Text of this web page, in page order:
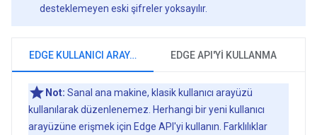
desteklemeyen eski şifreler yoksayılır.
EDGE KULLANICI ARAYÜZÜNÜ KULLANMA EDGE API'YI KULLANMA
Not: Sanal ana makine, klasik kullanıcı arayüzü
kullanılarak düzenlenemez. Herhangi bir yeni kullanıcı
arayüzüne erişmek için Edge API'yi kullanın. Farklılıklar